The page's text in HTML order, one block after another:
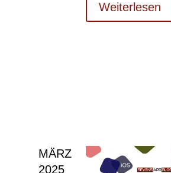
Weiterlesen
MÄRZ
2025